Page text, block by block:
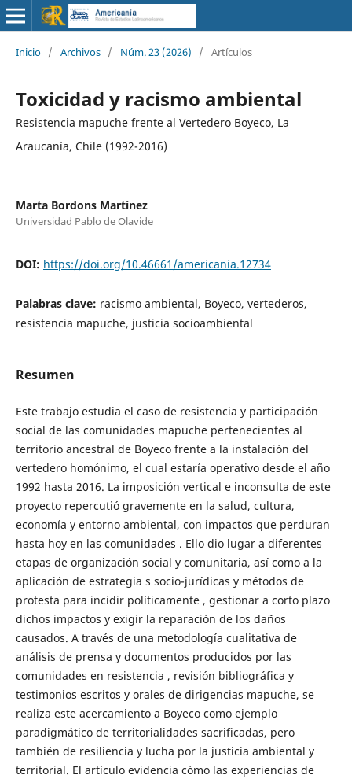
Inicio / Archivos / Núm. 23 (2026) / Artículos
Toxicidad y racismo ambiental
Resistencia mapuche frente al Vertedero Boyeco, La
Araucanía, Chile (1992-2016)
Marta Bordons Martínez
Universidad Pablo de Olavide
DOI: https://doi.org/10.46661/americania.12734
Palabras clave: racismo ambiental, Boyeco, vertederos,
resistencia mapuche, justicia socioambiental
Resumen
Este trabajo estudia el caso de resistencia y participación
social de las comunidades mapuche pertenecientes al
territorio ancestral de Boyeco frente a la instalación del
vertedero homónimo, el cual estaría operativo desde el año
1992 hasta 2016. La imposición vertical e inconsulta de este
proyecto repercutió gravemente en la salud, cultura,
economía y entorno ambiental, con impactos que perduran
hasta hoy en las comunidades . Ello dio lugar a diferentes
etapas de organización social y comunitaria, así como a la
aplicación de estrategia s socio-jurídicas y métodos de
protesta para incidir políticamente , gestionar a corto plazo
dichos impactos y exigir la reparación de los daños
causados. A través de una metodología cualitativa de
análisis de prensa y documentos producidos por las
comunidades en resistencia , revisión bibliográfica y
testimonios escritos y orales de dirigencias mapuche, se
realiza este acercamiento a Boyeco como ejemplo
paradigmático de territorialidades sacrificadas, pero
también de resiliencia y lucha por la justicia ambiental y
territorial. El artículo evidencia cómo las experiencias de